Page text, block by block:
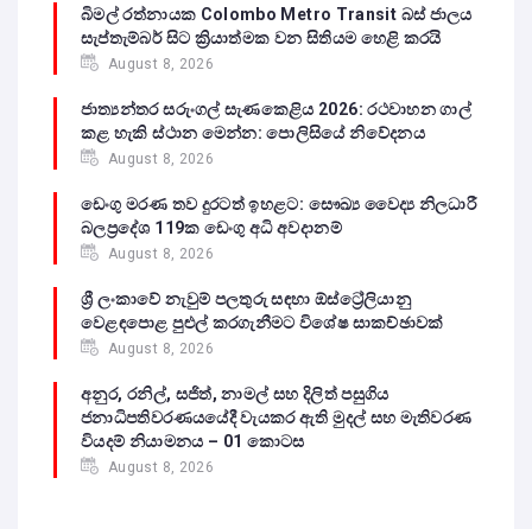
බිමල් රත්නායක Colombo Metro Transit බස් ජාලය
සැප්තැම්බර් සිට ක්‍රියාත්මක වන සිතියම හෙළි කරයි
August 8, 2026
ජාත්‍යන්තර සරුංගල් සැණකෙළිය 2026: රථවාහන ගාල්
කළ හැකි ස්ථාන මෙන්න: පොලිසියේ නිවේදනය
August 8, 2026
ඩෙංගු මරණ තව දුරටත් ඉහළට: සෞඛ්‍ය වෛද්‍ය නිලධාරී
බලප්‍රදේශ 119ක ඩෙංගු අධි අවදානම්
August 8, 2026
ශ්‍රී ලංකාවේ නැවුම් පලතුරු සඳහා ඕස්ට්‍රේලියානු
වෙළඳපොළ පුළුල් කරගැනීමට විශේෂ සාකච්ඡාවක්
August 8, 2026
අනුර, රනිල්, සජිත්, නාමල් සහ දිලිත් පසුගිය
ජනාධිපතිවරණයයේදී වැයකර ඇති මුදල් සහ මැතිවරණ
වියදම් නියාමනය – 01 කොටස
August 8, 2026